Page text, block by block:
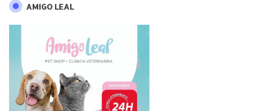
AMIGO LEAL